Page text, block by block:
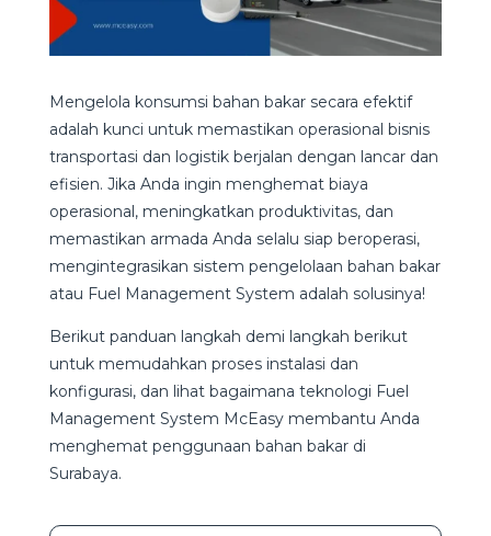
Mengelola konsumsi bahan bakar secara efektif
adalah kunci untuk memastikan operasional bisnis
transportasi dan logistik berjalan dengan lancar dan
efisien. Jika Anda ingin menghemat biaya
operasional, meningkatkan produktivitas, dan
memastikan armada Anda selalu siap beroperasi,
mengintegrasikan sistem pengelolaan bahan bakar
atau Fuel Management System adalah solusinya!
Berikut panduan langkah demi langkah berikut
untuk memudahkan proses instalasi dan
konfigurasi, dan lihat bagaimana teknologi Fuel
Management System McEasy membantu Anda
menghemat penggunaan bahan bakar di
Surabaya.